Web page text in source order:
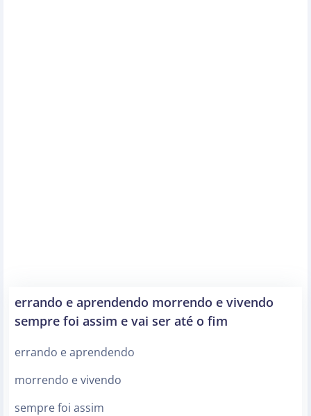
errando e aprendendo morrendo e vivendo
sempre foi assim e vai ser até o fim
errando e aprendendo
morrendo e vivendo
sempre foi assim